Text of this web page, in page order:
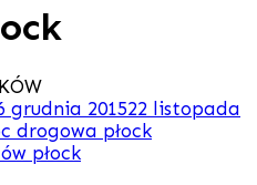
grudnia 201522 listopada
drogowa płock
płock